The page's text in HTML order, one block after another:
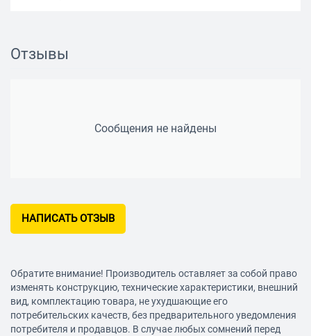
Отзывы
Сообщения не найдены
НАПИСАТЬ ОТЗЫВ
Обратите внимание! Производитель оставляет за собой право
изменять конструкцию, технические характеристики, внешний
вид, комплектацию товара, не ухудшающие его
потребительских качеств, без предварительного уведомления
потребителя и продавцов. В случае любых сомнений перед